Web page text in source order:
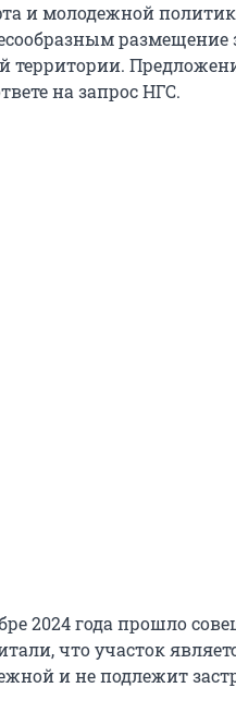
и молодежной
размещение
территории.
на запрос НГС.
2024 года прошло
что участок
и не подлежит